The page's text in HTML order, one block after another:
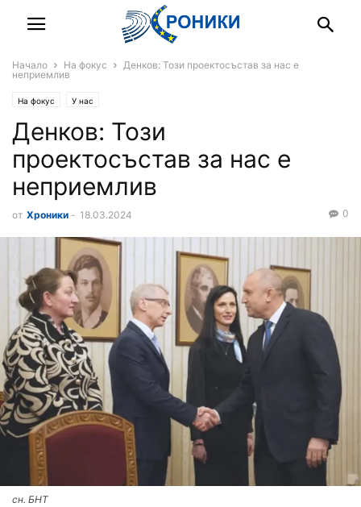
Начало На фокус
Денков: Този проектосъстав за нас е
неприемлив
На фокус У нас
Денков: Този
проектосъстав за нас е
неприемлив
от Хроники - 18.03.2024 0
сн. БНТ